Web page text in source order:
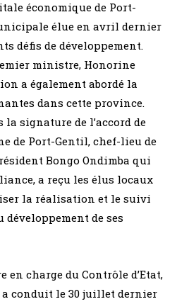
économique de Port-
élue en avril dernier
défis de développement.
ministre, Honorine
a également abordé la
dans cette province.
la signature de l’accord de
de Port-Gentil, chef-lieu de
Bongo Ondimba qui
a reçu les élus locaux
la réalisation et le suivi
de ses
charge du Contrôle d’Etat,
conduit le 30 juillet dernier